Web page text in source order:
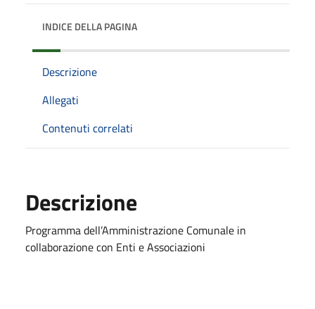
INDICE DELLA PAGINA
Descrizione
Allegati
Contenuti correlati
Descrizione
Programma dell’Amministrazione Comunale in
collaborazione con Enti e Associazioni